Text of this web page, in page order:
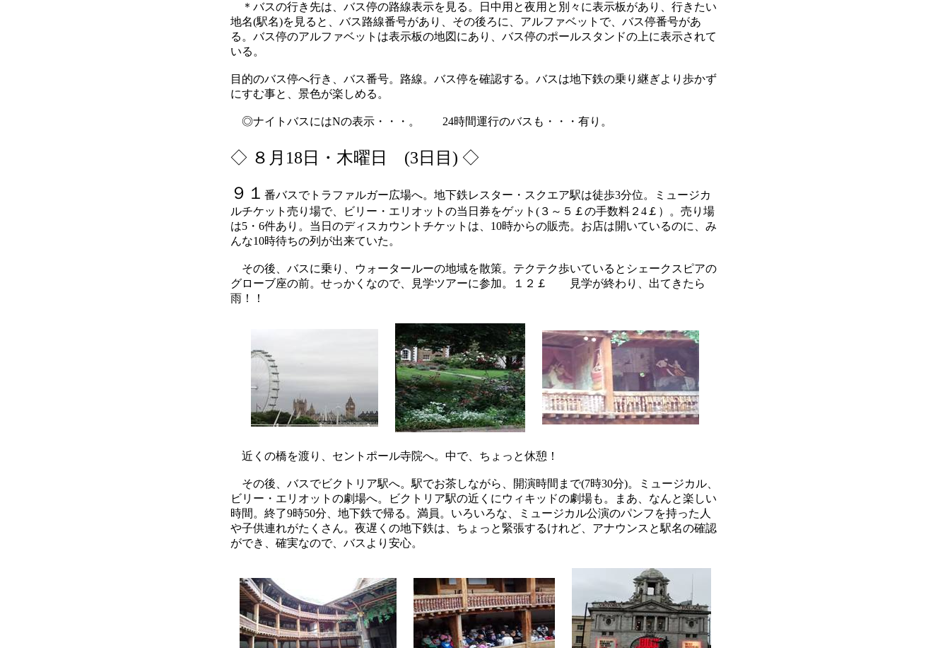
＊バスの行き先は、バス停の路線表示を見る。日中用と夜用と別々に表示板があり、行きたい
地名(駅名)を見ると、バス路線番号があり、その後ろに、アルファベットで、バス停番号があ
る。バス停のアルファベットは表示板の地図にあり、バス停のポールスタンドの上に表示されて
いる。
目的のバス停へ行き、バス番号。路線。バス停を確認する。バスは地下鉄の乗り継ぎより歩かず
にすむ事と、景色が楽しめる。
◎ナイトバスにはNの表示・・・。 24時間運行のバスも・・・有り。
◇ ８月18日・木曜日 (3日目) ◇
９１ 番バスでトラファルガー広場へ。地下鉄レスター・スクエア駅は徒歩3分位。ミュージカ
ルチケット売り場で、ビリー・エリオットの当日券をゲット(３～５￡の手数料２4￡）。売り場
は5・6件あり。当日のディスカウントチケットは、10時からの販売。お店は開いているのに、み
んな10時待ちの列が出来ていた。
その後、バスに乗り、ウォータールーの地域を散策。テクテク歩いているとシェークスピアの
グローブ座の前。せっかくなので、見学ツアーに参加。１２￡ 見学が終わり、出てきたら
雨！！
近くの橋を渡り、セントポール寺院へ。中で、ちょっと休憩！
その後、バスでビクトリア駅へ。駅でお茶しながら、開演時間まで(7時30分)。ミュージカル、
ビリー・エリオットの劇場へ。ビクトリア駅の近くにウィキッドの劇場も。まあ、なんと楽しい
時間。終了9時50分、地下鉄で帰る。満員。いろいろな、ミュージカル公演のパンフを持った人
や子供連れがたくさん。夜遅くの地下鉄は、ちょっと緊張するけれど、アナウンスと駅名の確認
ができ、確実なので、バスより安心。